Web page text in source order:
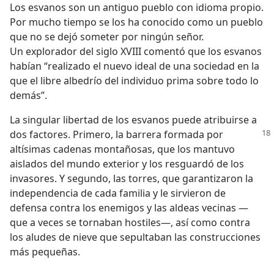
Los esvanos son un antiguo pueblo con idioma propio.
Por mucho tiempo se los ha conocido como un pueblo
que no se dejó someter por ningún señor.
Un explorador del siglo XVIII comentó que los esvanos
habían “realizado el nuevo ideal de una sociedad en la
que el libre albedrío del individuo prima sobre todo lo
demás”.
La singular libertad de los esvanos puede atribuirse a
dos factores. Primero, la barrera formada por
altísimas cadenas montañosas, que los mantuvo
aislados del mundo exterior y los resguardó de los
invasores. Y segundo, las torres, que garantizaron la
independencia de cada familia y le sirvieron de
defensa contra los enemigos y las aldeas vecinas —
que a veces se tornaban hostiles—, así como contra
los aludes de nieve que sepultaban las construcciones
más pequeñas.